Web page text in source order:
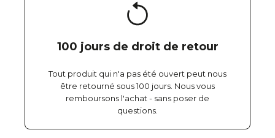
100 jours de droit de retour
Tout produit qui n'a pas été ouvert peut nous
être retourné sous 100 jours. Nous vous
remboursons l'achat - sans poser de
questions.